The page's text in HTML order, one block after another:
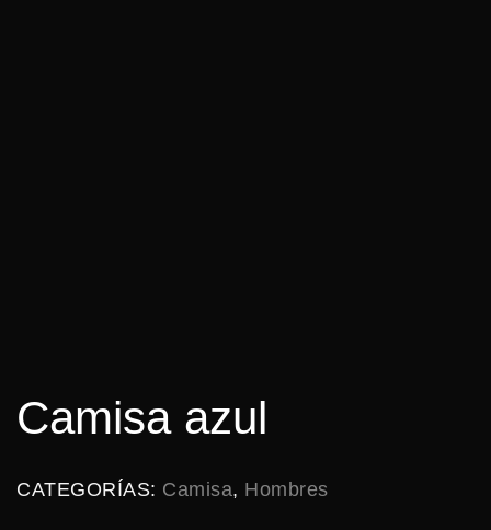
Camisa azul
CATEGORÍAS: Camisa, Hombres